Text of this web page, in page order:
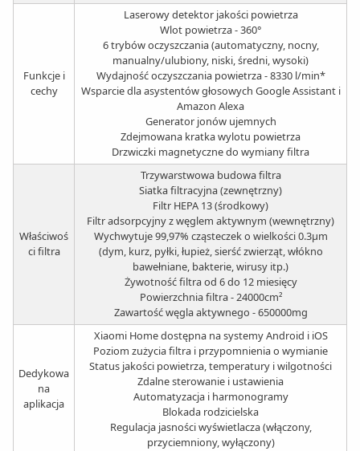
Funkcje i
cechy
Laserowy detektor jakości powietrza
Wlot powietrza - 360°
6 trybów oczyszczania (automatyczny, nocny,
manualny/ulubiony, niski, średni, wysoki)
Wydajność oczyszczania powietrza - 8330 l/min*
Wsparcie dla asystentów głosowych Google Assistant i
Amazon Alexa
Generator jonów ujemnych
Zdejmowana kratka wylotu powietrza
Drzwiczki magnetyczne do wymiany filtra
Właściwoś
ci filtra
Trzywarstwowa budowa filtra
Siatka filtracyjna (zewnętrzny)
Filtr HEPA 13 (środkowy)
Filtr adsorpcyjny z węglem aktywnym (wewnętrzny)
Wychwytuje 99,97% cząsteczek o wielkości 0.3μm
(dym, kurz, pyłki, łupież, sierść zwierząt, włókno
bawełniane, bakterie, wirusy itp.)
Żywotność filtra od 6 do 12 miesięcy
Powierzchnia filtra - 24000cm²
Zawartość węgla aktywnego - 650000mg
Dedykowa
na
aplikacja
Xiaomi Home dostępna na systemy Android i iOS
Poziom zużycia filtra i przypomnienia o wymianie
Status jakości powietrza, temperatury i wilgotności
Zdalne sterowanie i ustawienia
Automatyzacja i harmonogramy
Blokada rodzicielska
Regulacja jasności wyświetlacza (włączony,
przyciemniony, wyłączony)